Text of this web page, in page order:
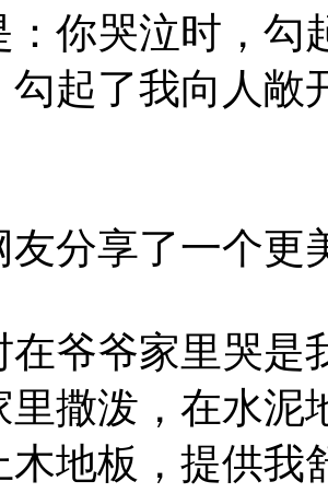
：你哭泣时，勾
勾起了我向人敞
友分享了一个更
在爷爷家里哭是
里撒泼，在水泥
木地板，提供我